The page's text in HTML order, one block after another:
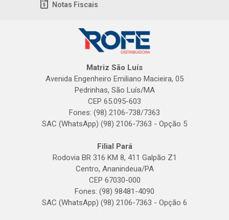
Notas Fiscais
Matriz São Luís
Avenida Engenheiro Emiliano Macieira, 05
Pedrinhas, São Luís/MA
CEP 65.095-603
Fones: (98) 2106-738/7363
SAC (WhatsApp) (98) 2106-7363 - Opção 5
Filial Pará
Rodovia BR 316 KM 8, 411 Galpão Z1
Centro, Ananindeua/PA
CEP 67030-000
Fones: (98) 98481-4090
SAC (WhatsApp) (98) 2106-7363 - Opção 6